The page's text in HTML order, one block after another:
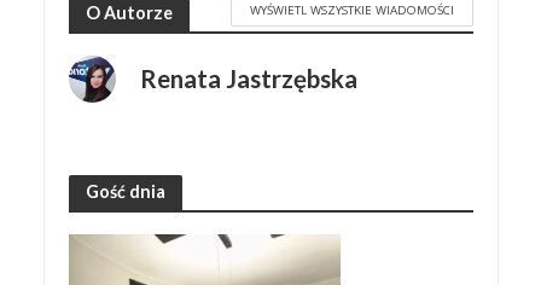
O Autorze WYŚWIETL WSZYSTKIE WIADOMOŚCI
Renata Jastrzębska
Gość dnia